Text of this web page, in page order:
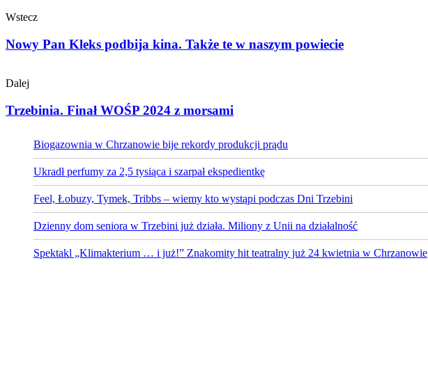
Wstecz
Nowy Pan Kleks podbija kina. Także te w naszym powiecie
Dalej
Trzebinia. Finał WOŚP 2024 z morsami
Biogazownia w Chrzanowie bije rekordy produkcji prądu
Ukradł perfumy za 2,5 tysiąca i szarpał ekspedientkę
Feel, Łobuzy, Tymek, Tribbs – wiemy kto wystąpi podczas Dni Trzebini
Dzienny dom seniora w Trzebini już działa. Miliony z Unii na działalność
Spektakl „Klimakterium … i już!” Znakomity hit teatralny już 24 kwietnia w Chrzanowie